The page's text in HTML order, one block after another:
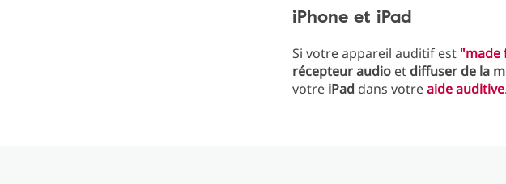
iPhone et iPad
Si votre appareil auditif est "made
récepteur audio et diffuser de la
votre iPad dans votreaide auditive.